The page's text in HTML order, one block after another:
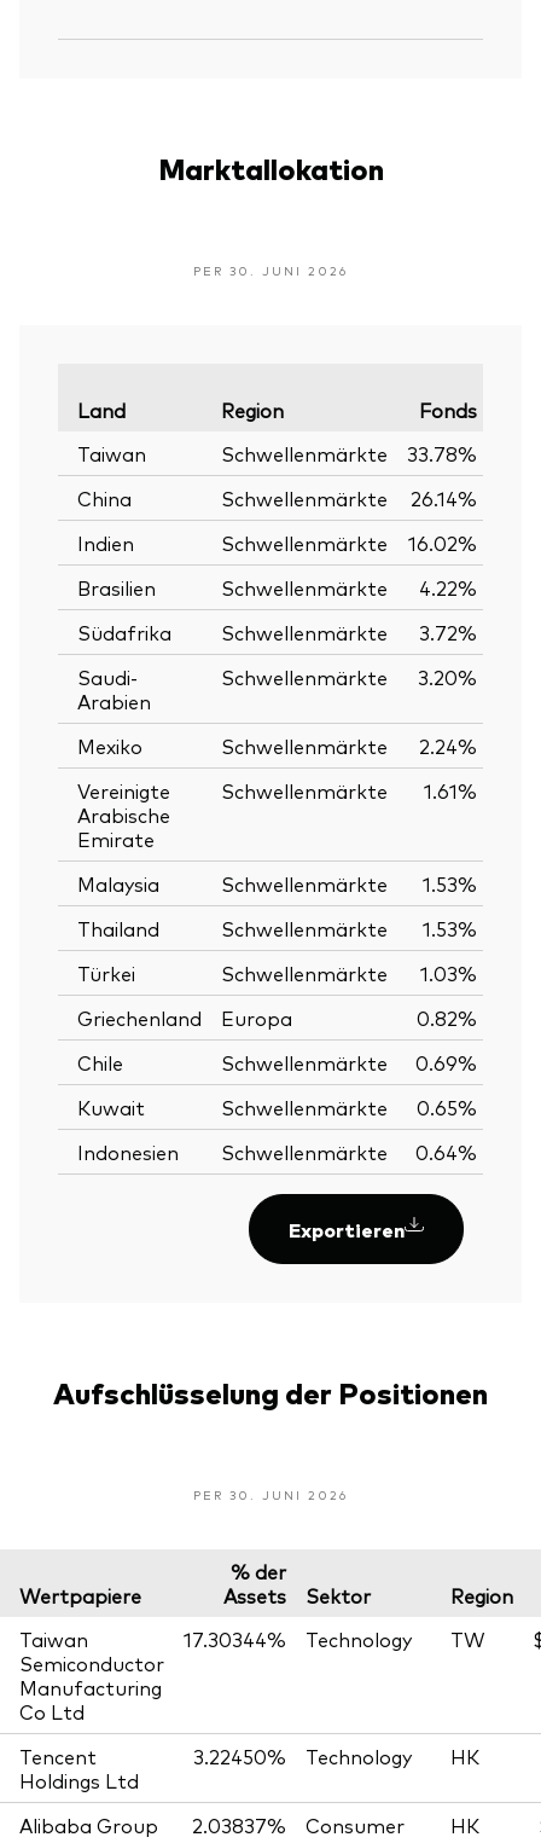
Marktallokation
PER 30. JUNI 2026
Land Region Fonds
Taiwan
Schwellenmärkte
33.78%
China
Schwellenmärkte
26.14%
Indien
Schwellenmärkte
16.02%
Brasilien
Schwellenmärkte
4.22%
Südafrika
Schwellenmärkte
3.72%
Saudi-
Arabien
Schwellenmärkte 3.20%
Mexiko Schwellenmärkte
2.24%
Vereinigte
Arabische
Emirate
Schwellenmärkte 1.61%
Malaysia Schwellenmärkte
1.53%
Thailand
Schwellenmärkte
1.53%
Türkei
Schwellenmärkte
1.03%
Griechenland
Europa
0.82%
Chile
Schwellenmärkte
0.69%
Kuwait
Schwellenmärkte
0.65%
Indonesien
Schwellenmärkte 0.64%
Exportieren
Aufschlüsselung der Positionen
PER 30. JUNI 2026
Wertpapiere
% der
Assets
Sektor
Region
Taiwan
Semiconductor
Manufacturing
Co Ltd
17.30344% Technology TW
Tencent
Holdings Ltd
3.22450% Technology HK
Alibaba Group
2.03837%
Consumer
HK